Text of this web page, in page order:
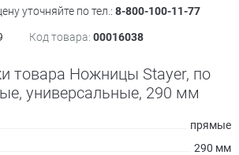
уточняйте по тел.: 8-800-100-11-77
Код товара: 00016038
товара Ножницы Stayer, по
универсальные, 290 мм
прямые
290 мм